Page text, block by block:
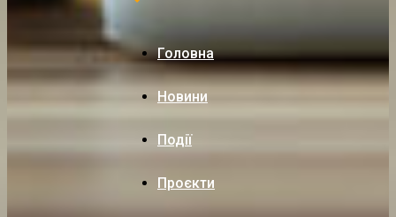
Головна
Новини
Події
Проєкти